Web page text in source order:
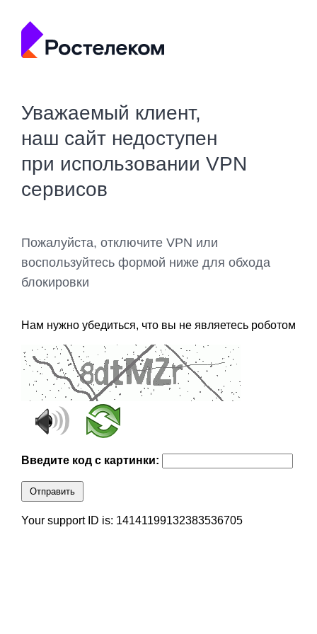
Уважаемый клиент,
наш сайт недоступен
при использовании VPN
сервисов
Пожалуйста, отключите VPN или
воспользуйтесь формой ниже для обхода
блокировки
Нам нужно убедиться, что вы не являетесь роботом
Введите код с картинки:
Отправить
Your support ID is: 14141199132383536705